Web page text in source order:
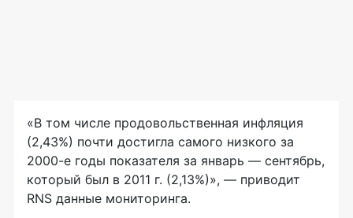
«В том числе продовольственная инфляция
(2,43%) почти достигла самого низкого за
2000-е годы показателя за январь — сентябрь,
который был в 2011 г. (2,13%)», — приводит
RNS данные мониторинга.